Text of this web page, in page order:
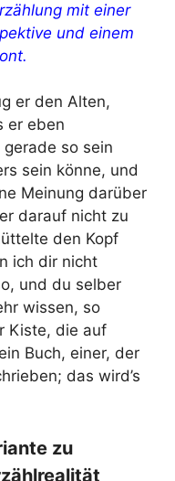
mit einer
und einem
er den Alten,
er eben
so sein
sein könne, und
Meinung darüber
darauf nicht zu
den Kopf
ich dir nicht
und du selber
wissen, so
Kiste, die auf
Buch, einer, der
das wird’s
zu